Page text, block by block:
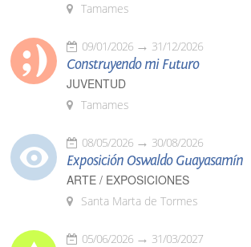
Tamames
09/01/2026 31/12/2026
Construyendo mi Futuro
JUVENTUD
Tamames
08/05/2026 30/08/2026
Exposición Oswaldo Guayasamín
ARTE / EXPOSICIONES
Santa Marta de Tormes
05/06/2026 31/03/2027